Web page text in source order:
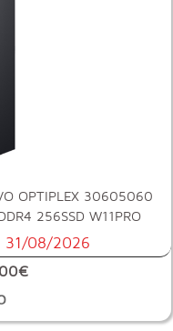
OPTIPLEX 30605060
256SSD W11PRO
31/08/2026